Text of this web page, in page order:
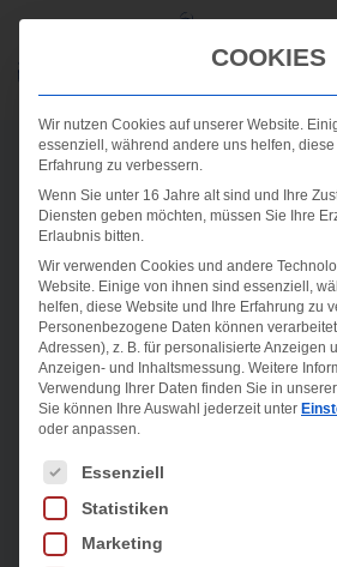
COOKIES
Wir nutzen Cookies auf unserer Website.
essenziell, während andere uns helfen,
Erfahrung zu verbessern.
Wenn Sie unter 16 Jahre alt sind und Ihre
Diensten geben möchten, müssen Sie Ihre
Erlaubnis bitten.
Wir verwenden Cookies und andere
Website. Einige von ihnen sind essenziell,
helfen, diese Website und Ihre Erfahrung zu
Personenbezogene Daten können
Adressen), z. B. für personalisierte Anzeigen
Anzeigen- und Inhaltsmessung. Weitere
Verwendung Ihrer Daten finden Sie in unserer
Sie können Ihre Auswahl jederzeit unter
oder anpassen.
Es folgt eine Liste der
Essenziell
Statistiken
Marketing